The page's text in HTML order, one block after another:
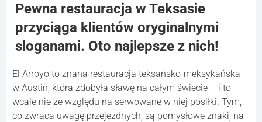
Pewna restauracja w Teksasie
przyciąga klientów oryginalnymi
sloganami. Oto najlepsze z nich!
El Arroyo to znana restauracja teksańsko-meksykańska
w Austin, która zdobyła sławę na całym świecie – i to
wcale nie ze względu na serwowane w niej posiłki. Tym,
co zwraca uwagę przejezdnych, są pomysłowe znaki, na